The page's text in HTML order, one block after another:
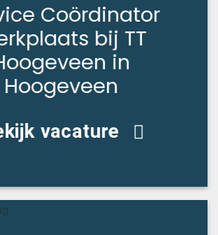
Coördinator
bij TT
in
Hoogeveen
vacature